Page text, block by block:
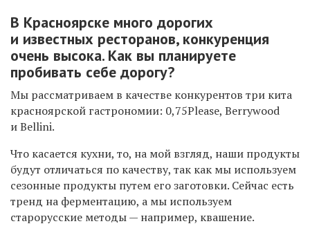
В Красноярске много дорогих
и известных ресторанов, конкуренция
очень высока. Как вы планируете
пробивать себе дорогу?
Мы рассматриваем в качестве конкурентов три кита
красноярской гастрономии: 0,75Please, Berrywood
и Bellini.
Что касается кухни, то, на мой взгляд, наши продукты
будут отличаться по качеству, так как мы используем
сезонные продукты путем его заготовки. Сейчас есть
тренд на ферментацию, а мы используем
старорусские методы — например, квашение.